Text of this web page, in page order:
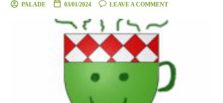
PALADE 03/01/2024 LEAVE A COMMENT